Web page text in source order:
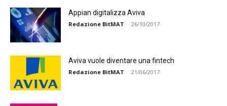
Appian digitalizza Aviva
Redazione BitMAT - 26/10/2017
Aviva vuole diventare una fintech
Redazione BitMAT - 21/06/2017